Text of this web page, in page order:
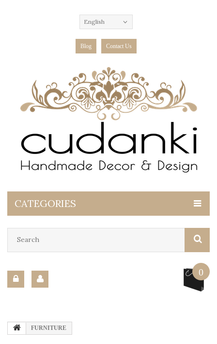
English
Blog Contact Us
CATEGORIES
0
FURNITURE